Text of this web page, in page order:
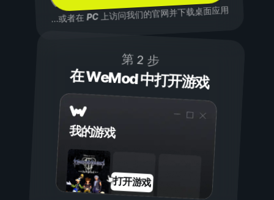
...或者在PC上访问我们的官网并下载桌面应用
第 2 步
在 WeMod 中打开游戏
我的游戏
打开游戏